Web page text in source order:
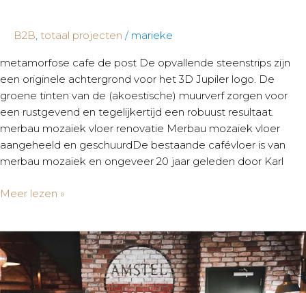
B2B, totaal projecten / marieke
metamorfose cafe de post De opvallende steenstrips zijn
een originele achtergrond voor het 3D Jupiler logo. De
groene tinten van de (akoestische) muurverf zorgen voor
een rustgevend en tegelijkertijd een robuust resultaat.
merbau mozaïek vloer renovatie Merbau mozaïek vloer
aangeheeld en geschuurdDe bestaande cafévloer is van
merbau mozaïek en ongeveer 20 jaar geleden door Karl
Meer lezen »
’t
Fortuin
|
Wervershoof